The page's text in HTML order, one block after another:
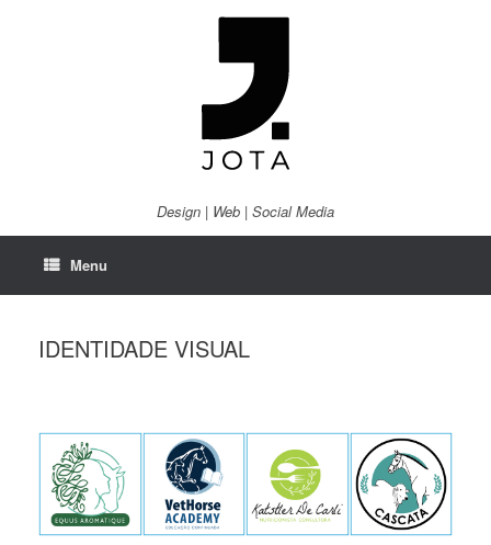
Design | Web | Social Media
Menu
IDENTIDADE VISUAL